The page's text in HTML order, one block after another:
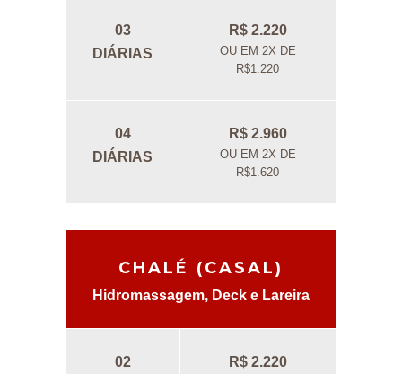
03
DIÁRIAS
R$ 2.220
OU EM 2X DE
R$1.220
04
DIÁRIAS
R$ 2.960
OU EM 2X DE
R$1.620
CHALÉ (CASAL)
Hidromassagem, Deck e Lareira
02
R$ 2.220